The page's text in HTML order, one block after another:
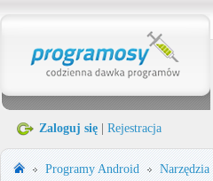
Zaloguj się Rejestracja
ProgramyAndroid Narzędzia